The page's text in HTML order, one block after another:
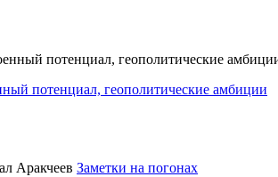
потенциал, геополитические амбиции
Заметки на погонах